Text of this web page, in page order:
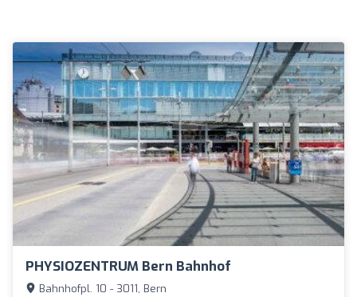
PHYSIOZENTRUM Bern Bahnhof
Bahnhofpl. 10 - 3011, Bern